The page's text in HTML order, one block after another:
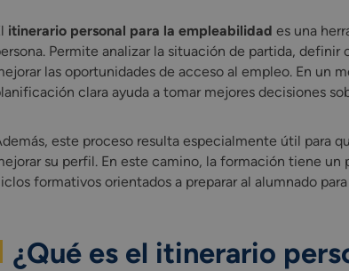
itinerario personal para la empleabilidad es una
Permite analizar la situación de partida,
las oportunidades de acceso al empleo. En un
clara ayuda a tomar mejores decisiones
este proceso resulta especialmente útil para
su perfil. En este camino, la formación tiene
formativos orientados a preparar al alumnado
¿Qué es el itinerario